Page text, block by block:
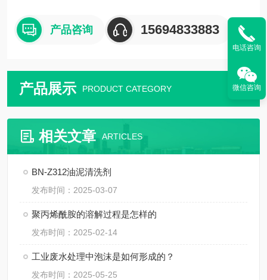
卤化有机物，如卤化烃，特别是氟有机化合物，如氟氯化烃及多
氟化烃等也常用作消泡剂。
产品咨询 15694833883
产品展示 PRODUCT CATEGORY
相关文章 ARTICLES
BN-Z312油泥清洗剂
发布时间：2025-03-07
聚丙烯酰胺的溶解过程是怎样的
发布时间：2025-02-14
工业废水处理中泡沫是如何形成的？
发布时间：2025-05-25
电话咨询
微信咨询